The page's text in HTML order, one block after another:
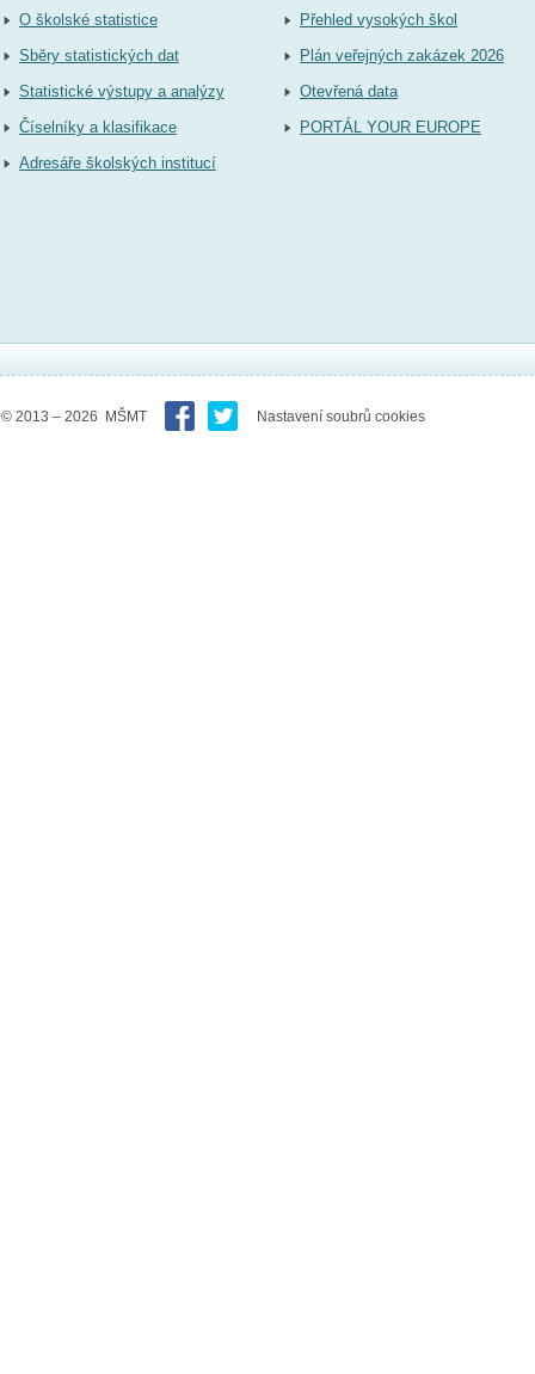
O školské statistice
Sběry statistických dat
Statistické výstupy a analýzy
Číselníky a klasifikace
Adresáře školských institucí
Přehled vysokých škol
Plán veřejných zakázek 2026
Otevřená data
PORTÁL YOUR EUROPE
© 2013 – 2026 MŠMT Nastavení soubrů cookies